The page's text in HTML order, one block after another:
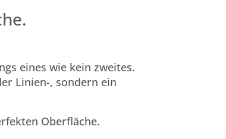
eines wie kein zweites.
Linien-, sondern ein
Oberfläche.